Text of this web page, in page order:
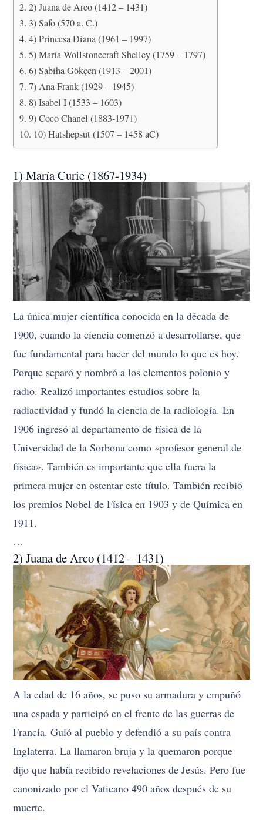
2) Juana de Arco (1412 – 1431)
3) Safo (570 a. C.)
4) Princesa Diana (1961 – 1997)
5) María Wollstonecraft Shelley (1759 – 1797)
6) Sabiha Gökçen (1913 – 2001)
7) Ana Frank (1929 – 1945)
8) Isabel I (1533 – 1603)
9) Coco Chanel (1883-1971)
10) Hatshepsut (1507 – 1458 aC)
1) María Curie (1867-1934)
La única mujer científica conocida en la década de
1900, cuando la ciencia comenzó a desarrollarse, que
fue fundamental para hacer del mundo lo que es hoy.
Porque separó y nombró a los elementos polonio y
radio. Realizó importantes estudios sobre la
radiactividad y fundó la ciencia de la radiología. En
1906 ingresó al departamento de física de la
Universidad de la Sorbona como «profesor general de
física». También es importante que ella fuera la
primera mujer en ostentar este título. También recibió
los premios Nobel de Física en 1903 y de Química en
1911.
…
2) Juana de Arco (1412 – 1431)
A la edad de 16 años, se puso su armadura y empuñó
una espada y participó en el frente de las guerras de
Francia. Guió al pueblo y defendió a su país contra
Inglaterra. La llamaron bruja y la quemaron porque
dijo que había recibido revelaciones de Jesús. Pero fue
canonizado por el Vaticano 490 años después de su
muerte.